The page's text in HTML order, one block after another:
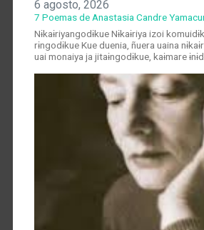
6 agosto, 2026
7 Poemas de Anastasia Candre
Nɨkaɨriyangodɨkue Nɨkaɨriya izoi
rɨngodɨkue Kue duenia, ñuera uaina
uai monaiya ja jitaɨngodɨkue, kaɨmare